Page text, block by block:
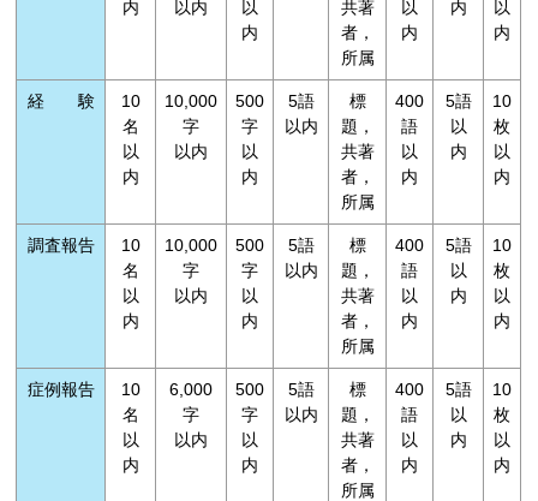
内 以内
以
内
共著
者，
所属
以
内
内
以
内
経 験
10
名
以
内
10,000
字
以内
500
字
以
内
5語
以内
標
題，
共著
者，
所属
400
語
以
内
5語
以
内
10
枚
以
内
調査報告
10
名
以
内
10,000
字
以内
500
字
以
内
5語
以内
標
題，
共著
者，
所属
400
語
以
内
5語
以
内
10
枚
以
内
症例報告
10
名
以
内
6,000
字
以内
500
字
以
内
5語
以内
標
題，
共著
者，
所属
400
語
以
内
5語
以
内
10
枚
以
内